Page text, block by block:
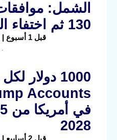
130 ثم اختفاء الحالة
قبل 1 أسبوع |
1000 دولار
2028
قبل 2 أسابيع |